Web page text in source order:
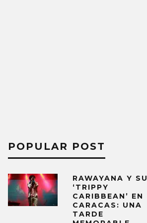
POPULAR POST
RAWAYANA Y SU
‘TRIPPY
CARIBBEAN’ EN
CARACAS: UNA
TARDE